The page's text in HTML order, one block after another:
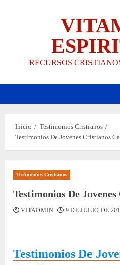
RECURSOS
Inicio
Testimonios Cristianos
Testimonios De Jovenes Cristianos
Testimonios Cristianos
Testimonios De
VITADMIN 9 DE JULIO DE
Testimonios De